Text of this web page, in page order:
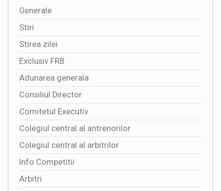
Generale
Stiri
Stirea zilei
Exclusiv FRB
Adunarea generala
Consiliul Director
Comitetul Executiv
Colegiul central al antrenorilor
Colegiul central al arbitrilor
Info Competitii
Arbitri